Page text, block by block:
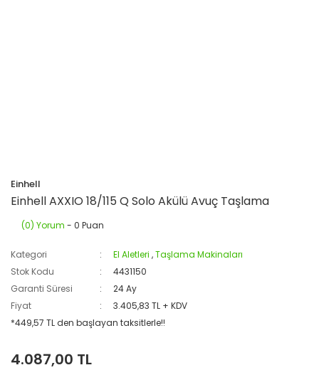
Einhell
Einhell AXXIO 18/115 Q Solo Akülü Avuç Taşlama
(0) Yorum - 0 Puan
Kategori El Aletleri ,Taşlama Makinaları
Stok Kodu
4431150
Garanti Süresi
24 Ay
Fiyat
3.405,83 TL + KDV
*449,57 TL den başlayan taksitlerle!!
4.087,00 TL